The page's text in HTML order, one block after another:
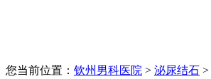
您当前位置： 钦州男科医院 > 泌尿结石 >